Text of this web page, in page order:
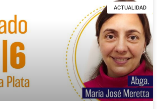
ACTUALIDAD